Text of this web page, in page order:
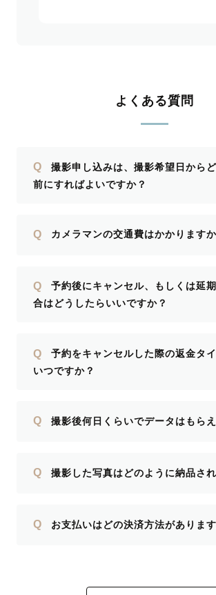
よくある質問
Q
撮影申し込みは、撮影希望日から
前にすればよいですか？
Q カメラマンの交通費はかかりますか
Q
予約後にキャンセル、もしくは延
合はどうしたらいいですか？
Q
予約をキャンセルした際の返金タ
いつですか？
Q 撮影後何日くらいでデータはもら
Q 撮影した写真はどのように納品さ
Q お支払いはどの決済方法がありま